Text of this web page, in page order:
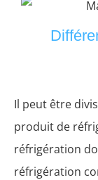
Il peut être
produit de
réfrigération
réfrigération